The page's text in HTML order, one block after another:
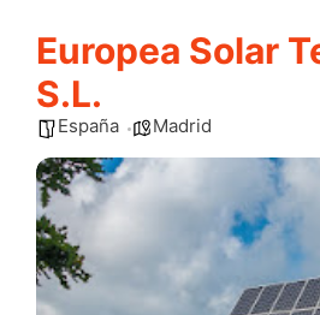
Europea Solar
S.L.
España Madrid